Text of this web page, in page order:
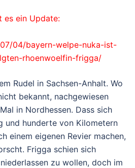
es ein Update:
04/bayern-welpe-nuka-ist-
rhoenwoelfin-frigga/
Rudel in Sachsen-Anhalt. Wo
bekannt, nachgewiesen
in Nordhessen. Dass sich
und hunderte von Kilometern
einem eigenen Revier machen,
Frigga schien sich
zu wollen, doch im